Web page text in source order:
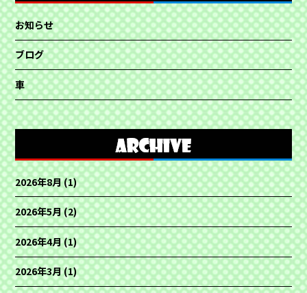
お知らせ
ブログ
車
2026年8月(1)
2026年5月(2)
2026年4月(1)
2026年3月(1)